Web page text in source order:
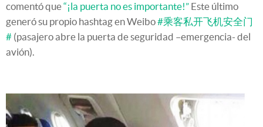
comentó que“¡la puerta no es importante!” Este último
generó su propio hashtag en Weibo#乘客私开飞机安全门
# (pasajero abre la puerta de seguridad –emergencia- del
avión).